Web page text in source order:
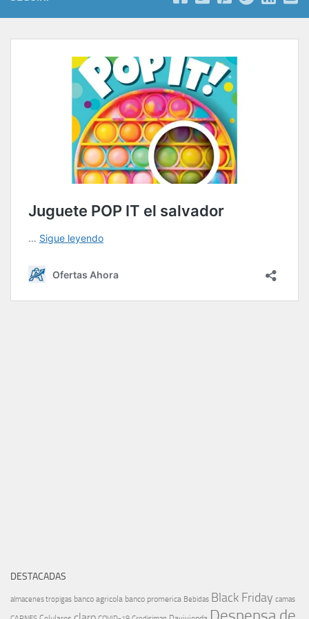
DESTACADAS
almacenes tropigas banco agricola banco promerica Bebidas Black Friday camas